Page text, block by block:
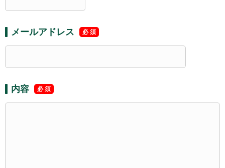
メールアドレス
内容